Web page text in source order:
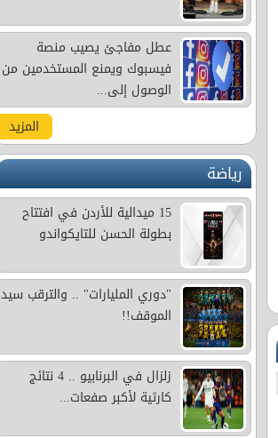
عطل مفاجئ يصيب منصة
فيسبوك ويمنع المستخدمين من
الوصول إلى...
المزيد
رياضة
15 ميدالية للأردن في افتتاح
بطولة الحسن للتايكواندو
"دوري المليارات" .. والترقب سيد
الموقف!!
زلزال في البرنابيو .. 4 نتائج
كارثية لأكبر صفعات...